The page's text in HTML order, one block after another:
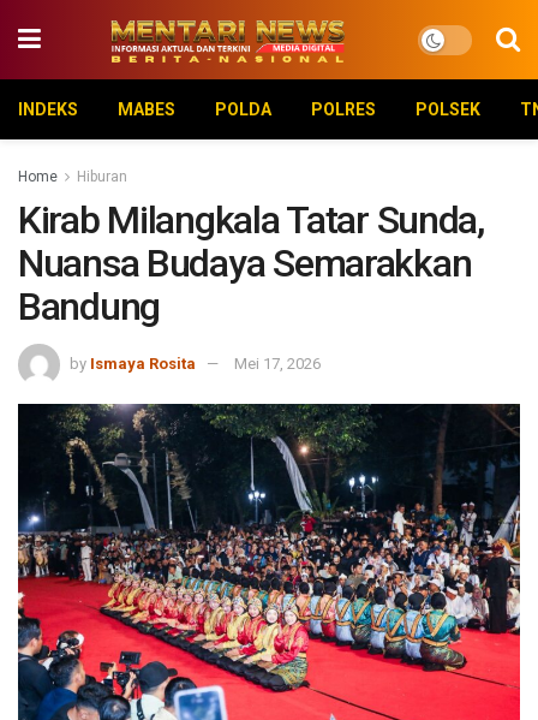
INDEKS MABES POLDA POLRES POLSEK
Home Hiburan
Kirab Milangkala Tatar Sunda,
Nuansa Budaya Semarakkan
Bandung
by Ismaya Rosita Mei 17, 2026